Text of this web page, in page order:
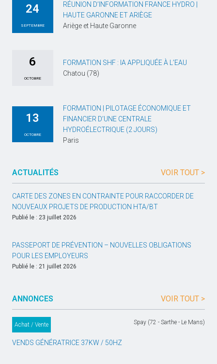
24
SEPTEMBRE
RÉUNION D’INFORMATION FRANCE HYDRO |
HAUTE GARONNE ET ARIÈGE
Ariège et Haute Garonne
6
OCTOBRE
FORMATION SHF : IA APPLIQUÉE À L’EAU
Chatou (78)
13
OCTOBRE
FORMATION | PILOTAGE ÉCONOMIQUE ET
FINANCIER D’UNE CENTRALE
HYDROÉLECTRIQUE (2 JOURS)
Paris
ACTUALITÉS VOIR TOUT >
CARTE DES ZONES EN CONTRAINTE POUR RACCORDER DE
NOUVEAUX PROJETS DE PRODUCTION HTA/BT
Publié le : 23 juillet 2026
PASSEPORT DE PRÉVENTION – NOUVELLES OBLIGATIONS
POUR LES EMPLOYEURS
Publié le : 21 juillet 2026
ANNONCES VOIR TOUT >
Achat / Vente Spay (72 - Sarthe - Le Mans)
VENDS GÉNÉRATRICE 37KW / 50HZ